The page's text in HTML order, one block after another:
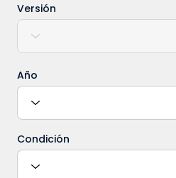
Versión
Año
Condición